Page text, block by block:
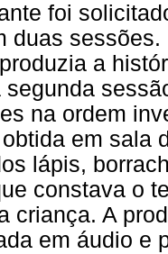
foi
duas
a
segunda
na ordem
em sala
lápis,
constava o
criança. A
em áudio e